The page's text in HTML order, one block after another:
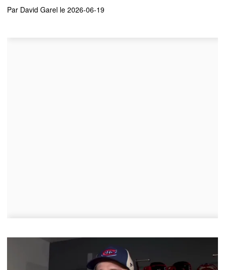
Par David Garel le 2026-06-19